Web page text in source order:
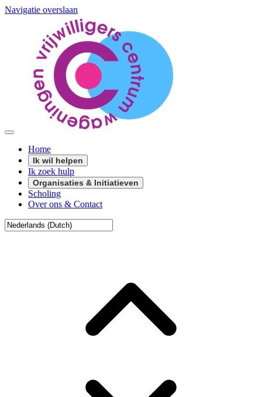
Navigatie overslaan
Home
Ik wil helpen
Ik zoek hulp
Organisaties & Initiatieven
Scholing
Over ons & Contact